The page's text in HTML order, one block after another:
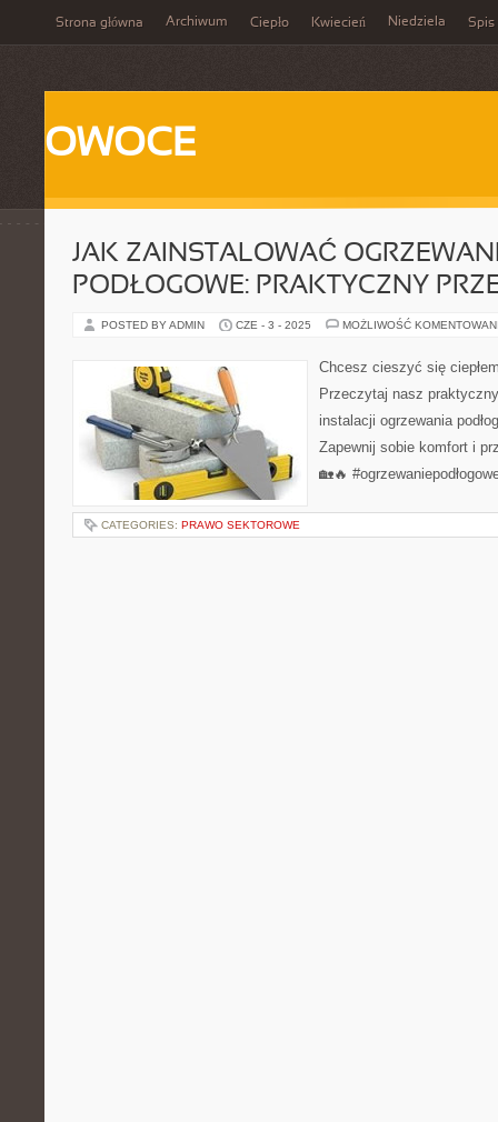
Strona główna Archiwum Ciepło Kwiecień Niedziela Spis
OWOCE
JAK ZAINSTALOWAĆ
PODŁOGOWE: PRAKTYCZNY
POSTED BY ADMIN CZE - 3 - 2025 MOŻLIWOŚĆ
Chcesz cieszyć się
Przeczytaj nasz
instalacji ogrzewania
Zapewnij sobie komfort i
🏡🔥
CATEGORIES: PRAWO SEKTOROWE